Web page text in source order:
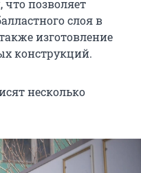
позволяет
слоя в
изготовление
конструкций.
несколько